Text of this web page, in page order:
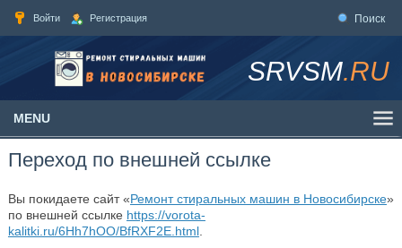
Войти Регистрация Поиск
SRVSM.RU
MENU
Переход по внешней ссылке
Вы покидаете сайт «Ремонт стиральных машин в Новосибирске»
по внешней ссылке https://vorota-
kalitki.ru/6Hh7hOO/BfRXF2E.html.